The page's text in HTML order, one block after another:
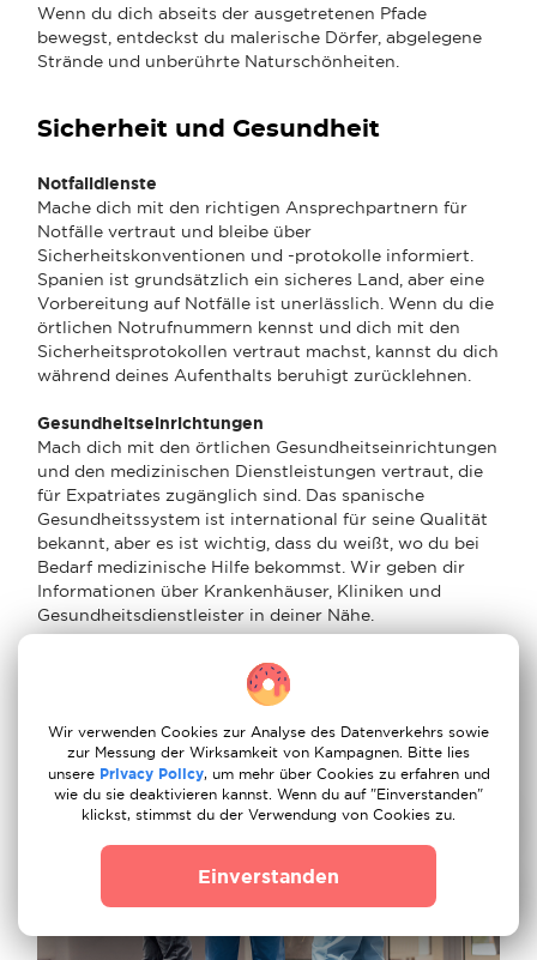
Wenn du dich abseits der ausgetretenen Pfade
bewegst, entdeckst du malerische Dörfer, abgelegene
Strände und unberührte Naturschönheiten.
Sicherheit und Gesundheit
Notfalldienste
Mache dich mit den richtigen Ansprechpartnern für
Notfälle vertraut und bleibe über
Sicherheitskonventionen und -protokolle informiert.
Spanien ist grundsätzlich ein sicheres Land, aber eine
Vorbereitung auf Notfälle ist unerlässlich. Wenn du die
örtlichen Notrufnummern kennst und dich mit den
Sicherheitsprotokollen vertraut machst, kannst du dich
während deines Aufenthalts beruhigt zurücklehnen.
Gesundheitseinrichtungen
Mach dich mit den örtlichen Gesundheitseinrichtungen
und den medizinischen Dienstleistungen vertraut, die
für Expatriates zugänglich sind. Das spanische
Gesundheitssystem ist international für seine Qualität
bekannt, aber es ist wichtig, dass du weißt, wo du bei
Bedarf medizinische Hilfe bekommst. Wir geben dir
Informationen über Krankenhäuser, Kliniken und
Gesundheitsdienstleister in deiner Nähe.
Wir verwenden Cookies zur Analyse des Datenverkehrs sowie
zur Messung der Wirksamkeit von Kampagnen. Bitte lies
unsere Privacy Policy, um mehr über Cookies zu erfahren und
wie du sie deaktivieren kannst. Wenn du auf "Einverstanden"
klickst, stimmst du der Verwendung von Cookies zu.
Einverstanden